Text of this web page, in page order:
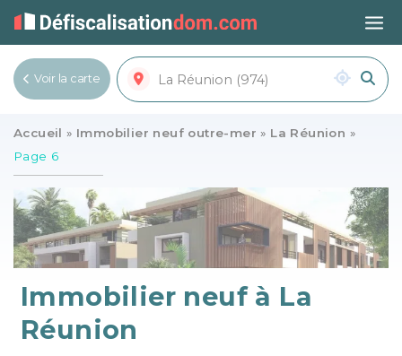
Accueil » Immobilier neuf outre-mer » La Réunion »
Page 6
Immobilier neuf à La
Réunion
Voir la carte Voir la liste